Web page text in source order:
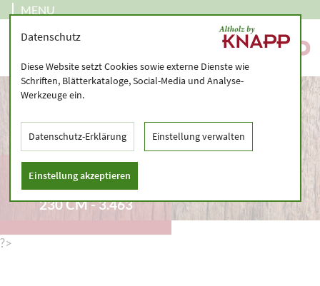
MENU
9.711.111.491 –
LACKIERT – LÄNGE <
230 CM - 3.463
?>
Datenschutz
Diese Website setzt Cookies sowie externe Dienste wie
Schriften, Blätterkataloge, Social-Media und Analyse-
Werkzeuge ein.
Datenschutz-Erklärung Einstellung verwalten
Einstellung akzeptieren